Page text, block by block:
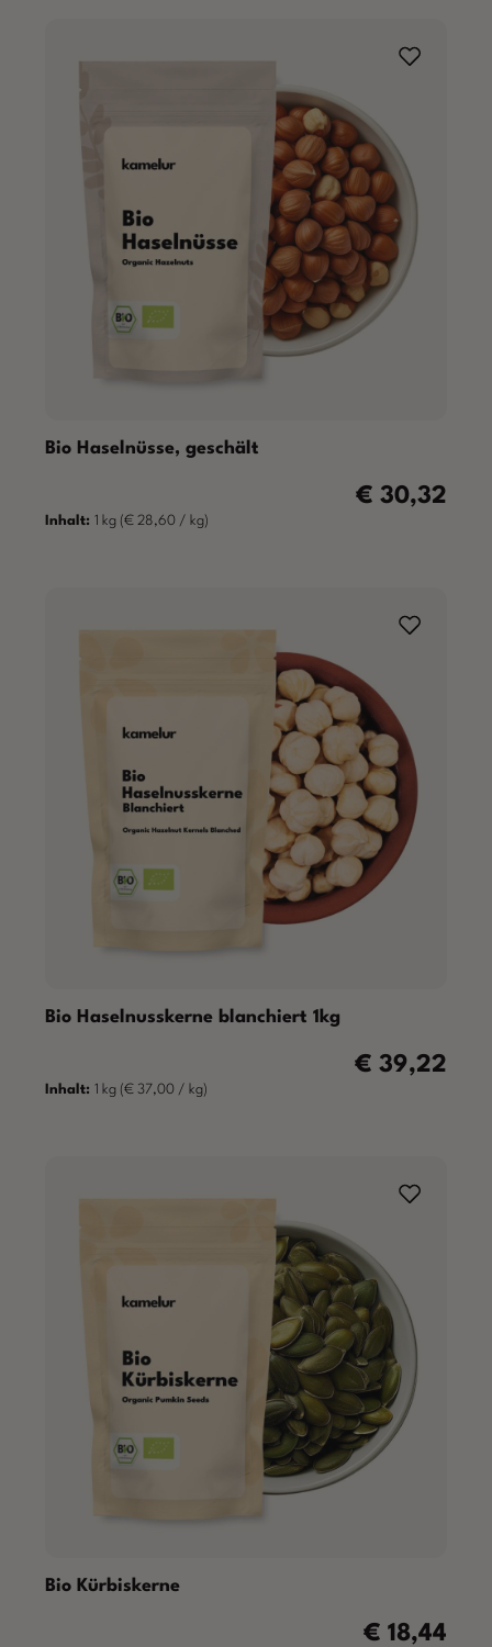
Bio Haselnüsse, geschält
Regulärer Preis:
€ 30,32
Inhalt: 1 kg (€ 28,60 / kg)
Bio Haselnusskerne blanchiert 1kg
Regulärer Preis:
€ 39,22
Inhalt: 1 kg (€ 37,00 / kg)
Bio Kürbiskerne
Regulärer
€ 18,44